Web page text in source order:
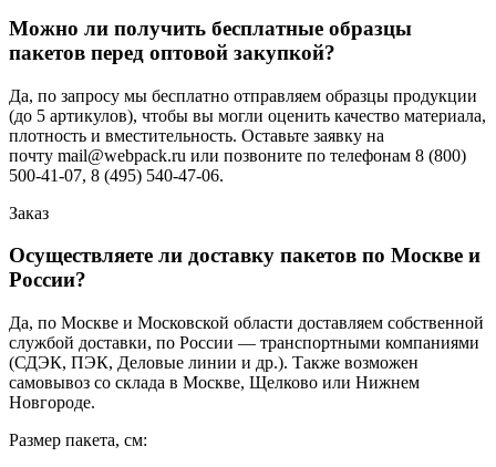
Можно ли получить бесплатные образцы
пакетов перед оптовой закупкой?
Да, по запросу мы бесплатно отправляем образцы продукции
(до 5 артикулов), чтобы вы могли оценить качество материала,
плотность и вместительность. Оставьте заявку на
почту mail@webpack.ru или позвоните по телефонам 8 (800)
500-41-07, 8 (495) 540-47-06.
Заказ
Осуществляете ли доставку пакетов по Москве и
России?
Да, по Москве и Московской области доставляем собственной
службой доставки, по России — транспортными компаниями
(СДЭК, ПЭК, Деловые линии и др.). Также возможен
самовывоз со склада в Москве, Щелково или Нижнем
Новгороде.
Размер пакета, см: